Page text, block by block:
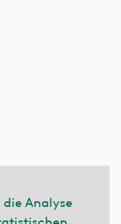
Analyse